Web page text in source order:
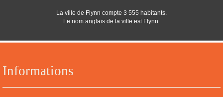
Informations
La ville de Flynn compte 3 555 habitants.
Le nom anglais de la ville est Flynn.